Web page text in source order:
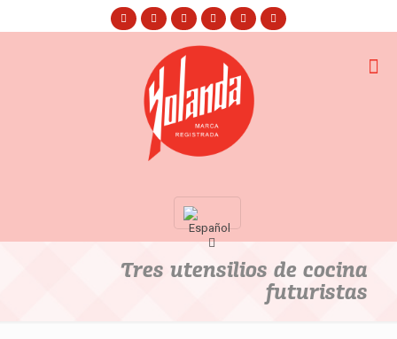
Tres utensilios de cocina
futuristas